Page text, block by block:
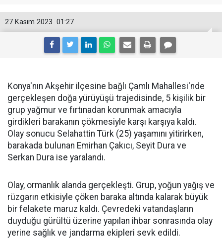
01:27
27 Kasım 2023
Konya'nın Akşehir ilçesine bağlı Çamlı Mahallesi'nde
gerçekleşen doğa yürüyüşü trajedisinde, 5 kişilik bir
grup yağmur ve fırtınadan korunmak amacıyla
girdikleri barakanın çökmesiyle karşı karşıya kaldı.
Olay sonucu Selahattin Türk (25) yaşamını yitirirken,
barakada bulunan Emirhan Çakıcı, Seyit Dura ve
Serkan Dura ise yaralandı.
Olay, ormanlık alanda gerçekleşti. Grup, yoğun yağış ve
rüzgarın etkisiyle çöken baraka altında kalarak büyük
bir felakete maruz kaldı. Çevredeki vatandaşların
duyduğu gürültü üzerine yapılan ihbar sonrasında olay
yerine sağlık ve jandarma ekipleri sevk edildi.